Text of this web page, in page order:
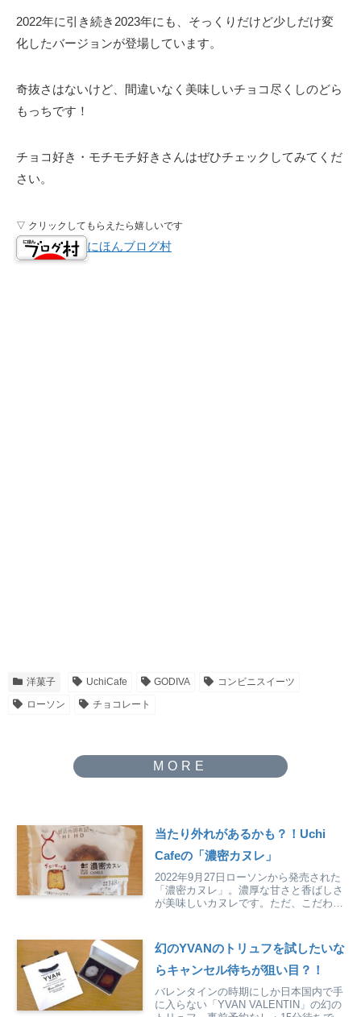
2022年に引き続き2023年にも、そっくりだけど少しだけ変
化したバージョンが登場しています。
奇抜さはないけど、間違いなく美味しいチョコ尽くしのどら
もっちです！
チョコ好き・モチモチ好きさんはぜひチェックしてみてくだ
さい。
▽ クリックしてもらえたら嬉しいです
にほんブログ村
洋菓子 UchiCafe GODIVA
コンビニスイーツ
ローソン
チョコレート
当たり外れがあるかも？！Uchi
Cafeの「濃密カヌレ」
2022年9月27日ローソンから発売された
「濃密カヌレ」。濃厚な甘さと香ばしさ
が美味しいカヌレです。ただ、こだわり
幻のYVANのトリュフを試したいな
らキャンセル待ちが狙い目？！
バレンタインの時期にしか日本国内で手
に入らない「YVAN VALENTIN」の幻の